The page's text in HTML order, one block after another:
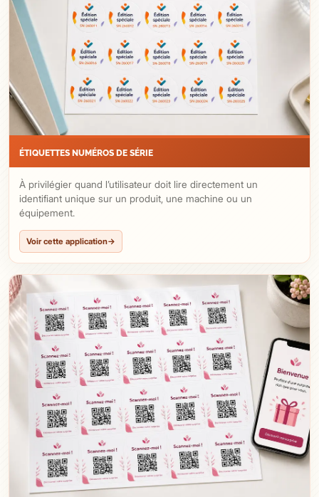
ÉTIQUETTES NUMÉROS DE SÉRIE
À privilégier quand l’utilisateur doit lire directement un
identifiant unique sur un produit, une machine ou un
équipement.
Voir cette application→